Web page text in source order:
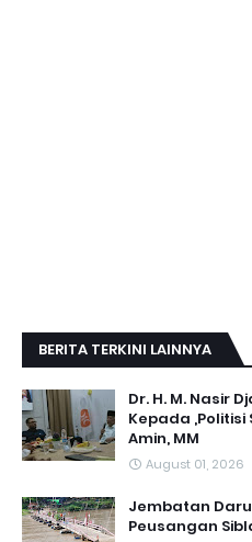
BERITA TERKINI LAINNYA
Dr. H. M. Nasir
Kepada ,Politisi
Amin, MM
August 01, 2026
Jembatan
Peusangan